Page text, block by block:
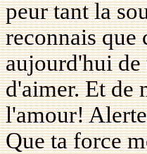
peur tant la
reconnais que
aujourd'hui de
d'aimer. Et de
l'amour!
Que ta force